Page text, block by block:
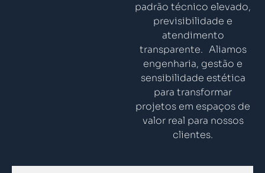
padrão técnico elevado,
previsibilidade e
atendimento
transparente. Aliamos
engenharia, gestão e
sensibilidade estética
para transformar
projetos em espaços de
valor real para nossos
clientes.